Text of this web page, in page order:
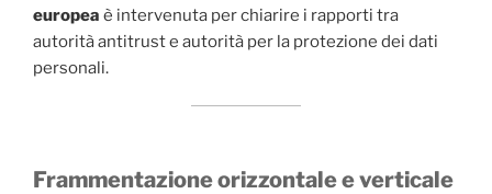
europea è intervenuta per chiarire i rapporti tra
autorità antitrust e autorità per la protezione dei dati
personali.
Frammentazione orizzontale e verticale